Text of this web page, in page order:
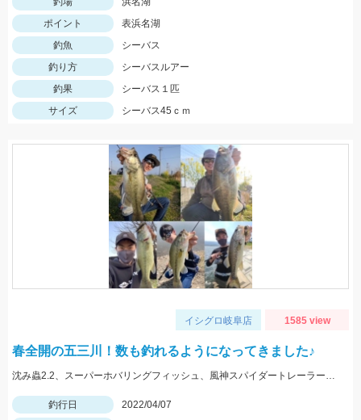
ポイント
表浜名湖
釣魚
シーバス
釣り方
シーバスルアー
釣果
シーバス１匹
サイズ
シーバス45ｃｍ
イシグロ岐阜店 1585 view
春全開の五三川！数も釣れるようになってきました♪
沈み蟲2.2、スーパーホバリングフィッシュ、風神スパイダートレーラーで、３人で５匹GET！
釣行日
2022/04/07